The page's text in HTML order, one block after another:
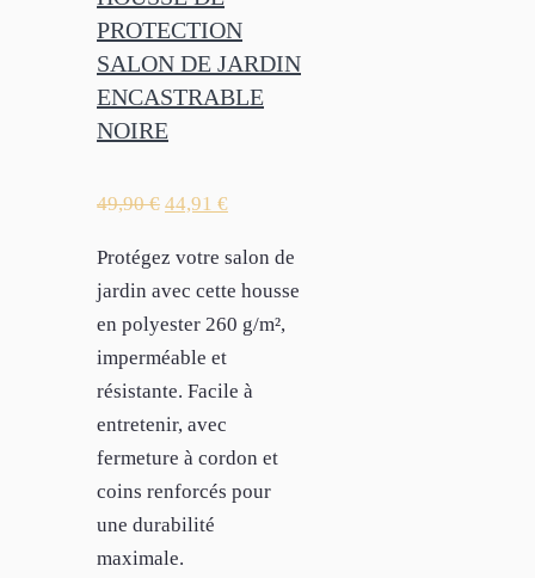
PROTECTION
SALON DE JARDIN
ENCASTRABLE
NOIRE
49,90€ 44,91 €
Protégez votre salon de
jardin avec cette housse
en polyester 260 g/m²,
imperméable et
résistante. Facile à
entretenir, avec
fermeture à cordon et
coins renforcés pour
une durabilité
maximale.